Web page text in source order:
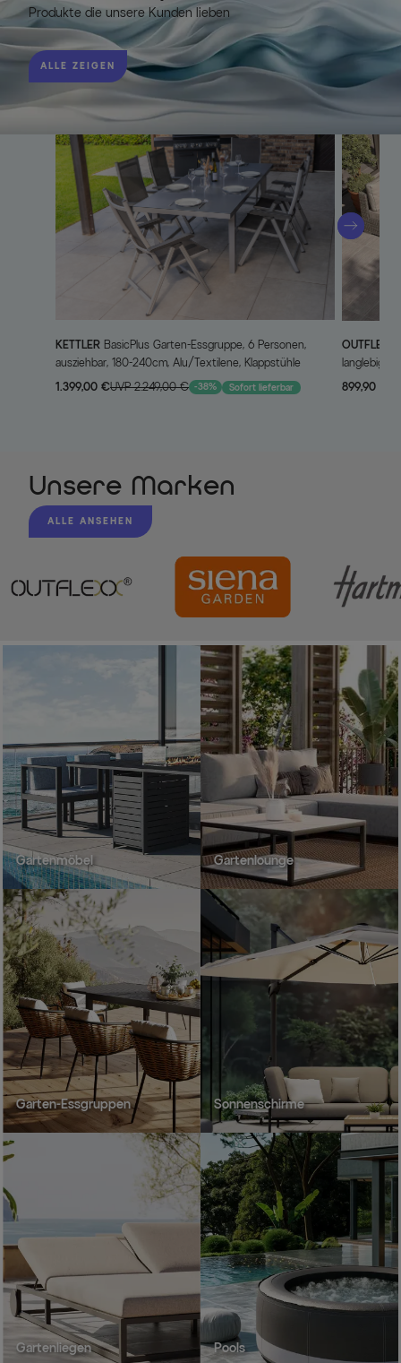
Produkte die unsere Kunden lieben
ALLE ZEIGEN
KETTLER
ausziehbar, 180-240cm, Alu/Textilene, Klappstühle
1.399,00 €UVP 2.249,00 € -38% Sofort lieferbar
OUTFLEXX
899,90 €
ALLE ANSEHEN
Unsere Marken
Gartenmöbel Gartenlounge
Garten-Essgruppen Sonnenschirme
Gartenliegen Pools